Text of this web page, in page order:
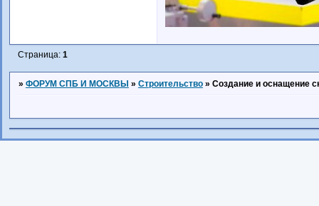
Страница: 1
» ФОРУМ СПБ И МОСКВЫ » Строительство » Cоздание и оснащение